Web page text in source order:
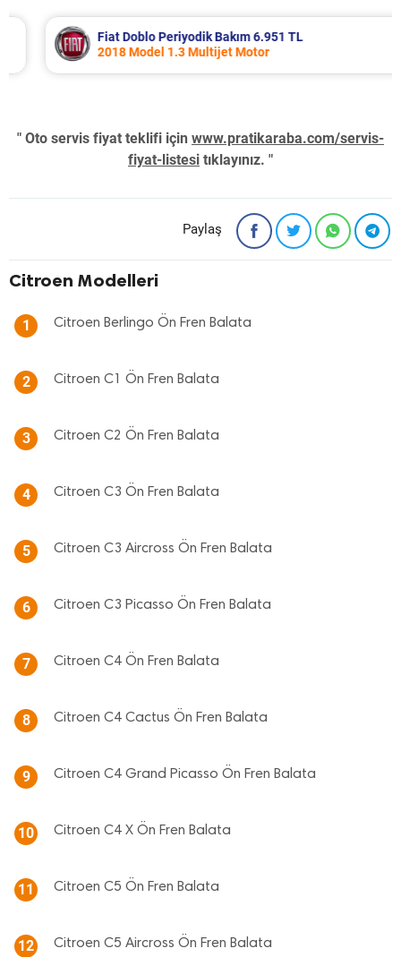
Fiat Doblo Periyodik Bakım 6.951 TL
2018 Model 1.3 Multijet Motor
" Oto servis fiyat teklifi için www.pratikaraba.com/servis-
fiyat-listesi tıklayınız. "
Paylaş
Citroen Modelleri
1 Citroen Berlingo Ön Fren Balata
2 Citroen C1 Ön Fren Balata
3 Citroen C2 Ön Fren Balata
4 Citroen C3 Ön Fren Balata
5 Citroen C3 Aircross Ön Fren Balata
6 Citroen C3 Picasso Ön Fren Balata
7 Citroen C4 Ön Fren Balata
8 Citroen C4 Cactus Ön Fren Balata
9 Citroen C4 Grand Picasso Ön Fren Balata
10 Citroen C4 X Ön Fren Balata
11 Citroen C5 Ön Fren Balata
12 Citroen C5 Aircross Ön Fren Balata